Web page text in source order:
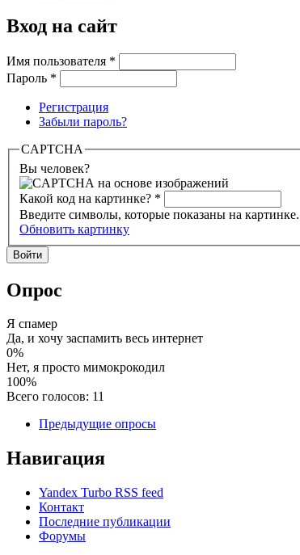
Вход на сайт
Имя пользователя *
Пароль *
Регистрация
Забыли пароль?
CAPTCHA
Вы человек?
Какой код на картинке? *
Введите символы, которые показаны на картинке.
Обновить картинку
Опрос
Я спамер
Да, и хочу заспамить весь интернет
0%
Нет, я просто мимокрокодил
100%
Всего голосов: 11
Предыдущие опросы
Навигация
Yandex Turbo RSS feed
Контакт
Последние публикации
Форумы